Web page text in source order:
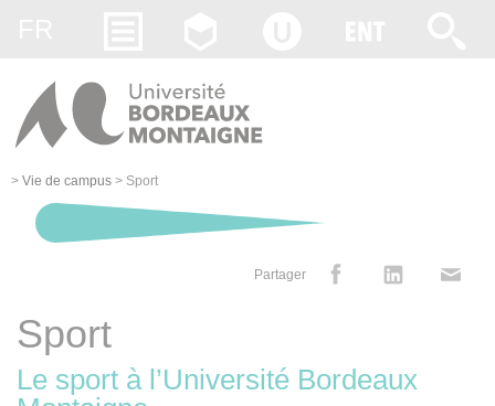
> Vie de campus > Sport
Partager
Sport
Le sport à l’Université Bordeaux